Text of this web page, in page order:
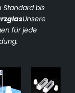
Standard bis
Unsere
für jede